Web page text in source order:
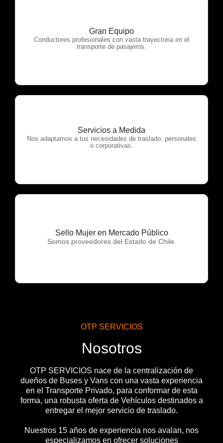
Gran Equipo
Conductores profesionales con vasta trayectoria en el
transporte de pasajeros.
OTP Servicios
Servicios a Medida
Nos adaptamos a tus necesidades de traslado; personales
o corporativas.
OTP Servicios
Sello Mujer en Mercado Público
Somos proveedores del Estado de Chile.
OTP Servicios
OTP SERVICIOS
Nosotros
OTP SERVICIOS nace de la centralización de
dueños de Buses y Vans con una vasta experiencia
en el Transporte Privado, para conformar de esta
forma, una robusta oferta de Vehículos destinados a
entregar el mejor servicio de traslado.
Nuestros 15 años de experiencia nos avalan, nos
especializamos en ofrecer soluciones